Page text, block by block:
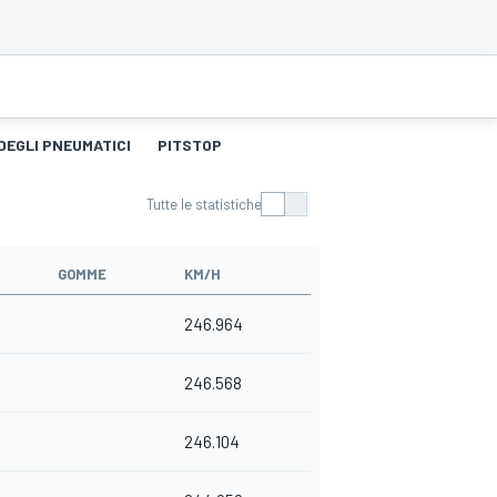
PNEUMATICI PITSTOP
Tutte le statistiche
GOMME KM/H
246.964
246.568
246.104